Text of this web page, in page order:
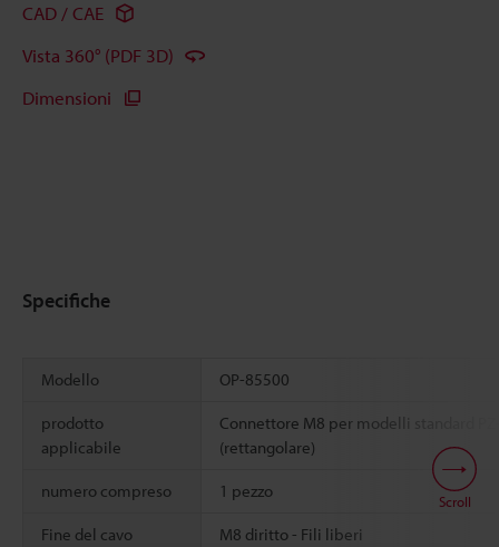
CAD / CAE
Vista 360° (PDF 3D)
Dimensioni
Specifiche
Modello OP-85500
prodotto
applicabile
Connettore M8 per modelli standard
(rettangolare)
numero compreso 1 pezzo
Fine del cavo M8 diritto - Fili liberi
Scroll